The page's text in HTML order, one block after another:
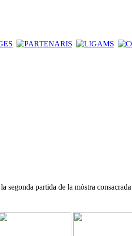
segonda partida de la mòstra